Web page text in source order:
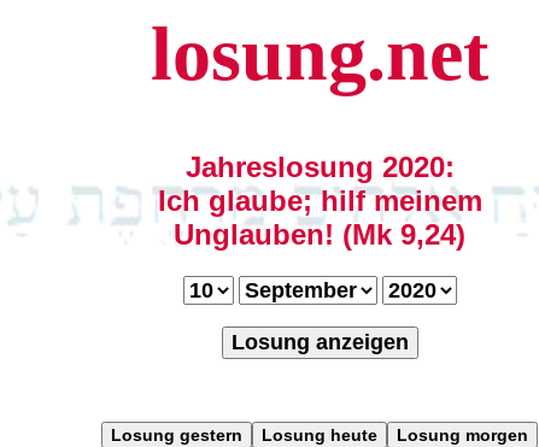
losung.net
Jahreslosung 2020:
Ich glaube; hilf meinem
Unglauben! (Mk 9,24)
Losung anzeigen
Losung gestern Losung heute
Losung morgen